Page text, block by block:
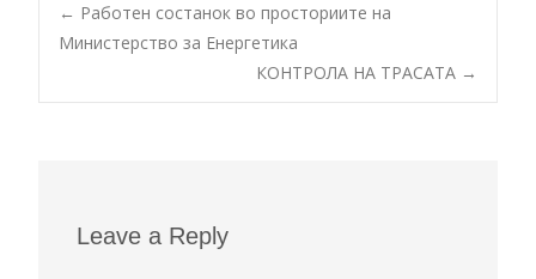
Post navigation
← Работен состанок во просториите на
Министерство за Енергетика
КОНТРОЛА НА ТРАСАТА →
Leave a Reply